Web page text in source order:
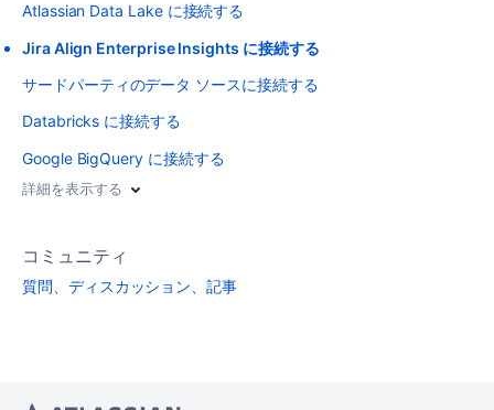
Atlassian Data Lake に接続する
Jira Align Enterprise Insights に接続する
サードパーティのデータ ソースに接続する
Databricks に接続する
Google BigQuery に接続する
詳細を表示する
コミュニティ
質問、ディスカッション、記事